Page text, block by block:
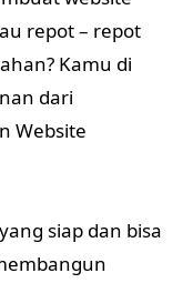
repot – repot
Kamu di
dari
Website
siap dan bisa